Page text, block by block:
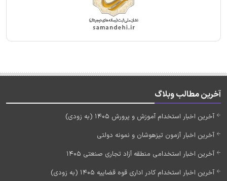
آخرین مطالب وبلاگ
آخرین اخبار استخدام آموزش و پرورش 1405 (به زودی)
آخرین اخبار آزمون تیزهوشان و نمونه دولتی
آخرین اخبار استخدامی منطقه آزاد تجاری صنعتی 1405
آخرین اخبار استخدام کادر اداری قوه قضاییه 1405 (به زودی)